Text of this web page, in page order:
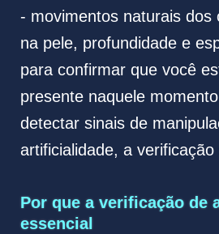
- movimentos naturais dos
na pele, profundidade e
para confirmar que você
presente naquele
detectar sinais de
artificialidade, a
Por que a verificação de
essencial